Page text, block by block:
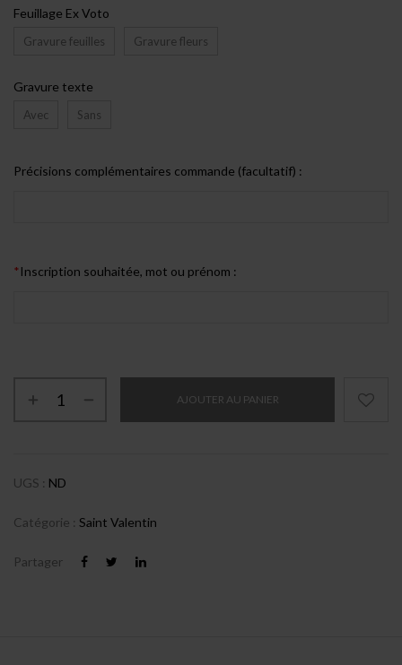
Feuillage Ex Voto
Gravure feuilles Gravure fleurs
Gravure texte
Avec Sans
Précisions complémentaires commande (facultatif) :
* Inscription souhaitée, mot ou prénom :
AJOUTER AU PANIER
UGS : ND
Catégorie : Saint Valentin
Partager